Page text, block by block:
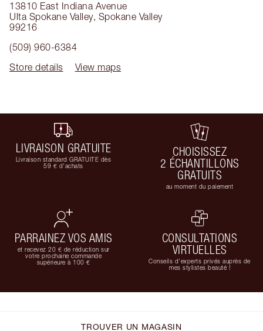
13810 East Indiana Avenue
Ulta Spokane Valley, Spokane Valley
99216
(509) 960-6384
Store details
View maps
LIVRAISON GRATUITE
Livraison standard GRATUITE dès
59 € d'achats
CHOISISSEZ
2 ÉCHANTILLONS
GRATUITS
au moment du paiement
PARRAINEZ VOS AMIS
et recevez 20 € de réduction sur
votre prochaine commande
supérieure à 100 €
CONSULTATIONS
VIRTUELLES
Conseils d'experts privés auprès de
mes stylistes beauté !
TROUVER UN MAGASIN